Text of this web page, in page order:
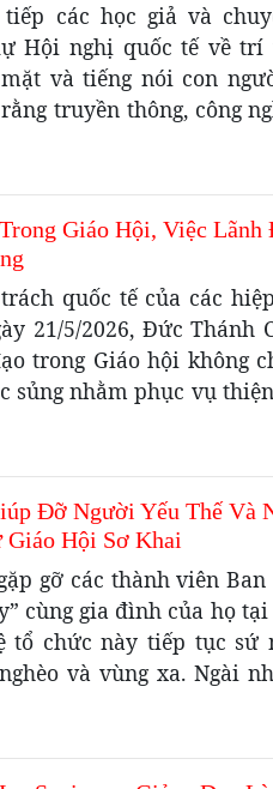
tiếp các học giả và
Hội nghị quốc tế về trí
và tiếng nói con
truyền thông, công
Giáo Hội, Việc Lãnh
quốc tế của các
21/5/2026, Đức Thánh
trong Giáo hội không
sủng nhằm phục vụ
Đỡ Người Yếu Thế Và
Giáo Hội Sơ Khai
gỡ các thành viên
cùng gia đình của họ
tổ chức này tiếp tục sứ
và vùng xa. Ngài